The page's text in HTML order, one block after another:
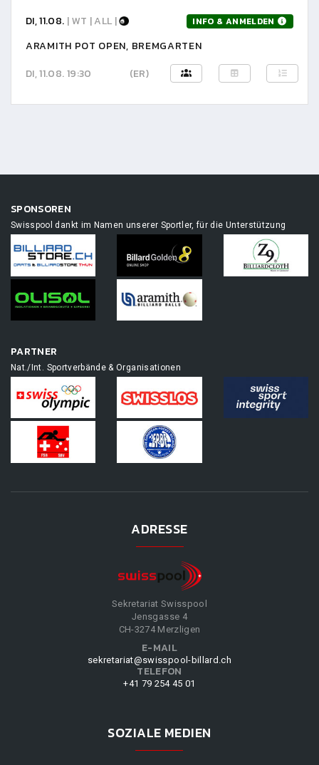
DI, 11.08. | WT | ALL | INFO & ANMELDEN
ARAMITH POT OPEN, BREMGARTEN
DI, 11.08. 19:30
(ER)
SPONSOREN
Swisspool dankt im Namen unserer Sportler, für die Unterstützung
PARTNER
Nat./Int. Sportverbände & Organisationen
ADRESSE
Sekretariat Swisspool
Jensgasse 4
CH-3274 Merzligen
E-MAIL
sekretariat@swisspool-billard.ch
TELEFON
+41 79 254 45 01
SOZIALE MEDIEN